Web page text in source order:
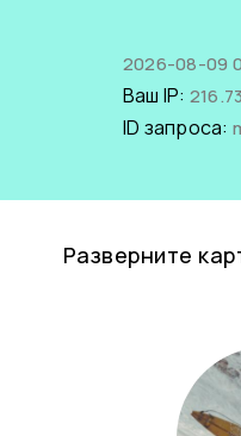
2026-08-09
Ваш IP:
ID запроса:
Разверните